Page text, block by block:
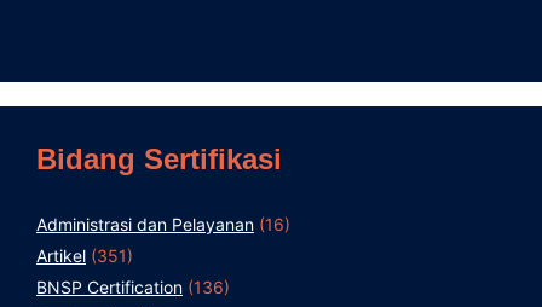
Bidang Sertifikasi
Administrasi dan Pelayanan (16)
Artikel (351)
BNSP Certification (136)